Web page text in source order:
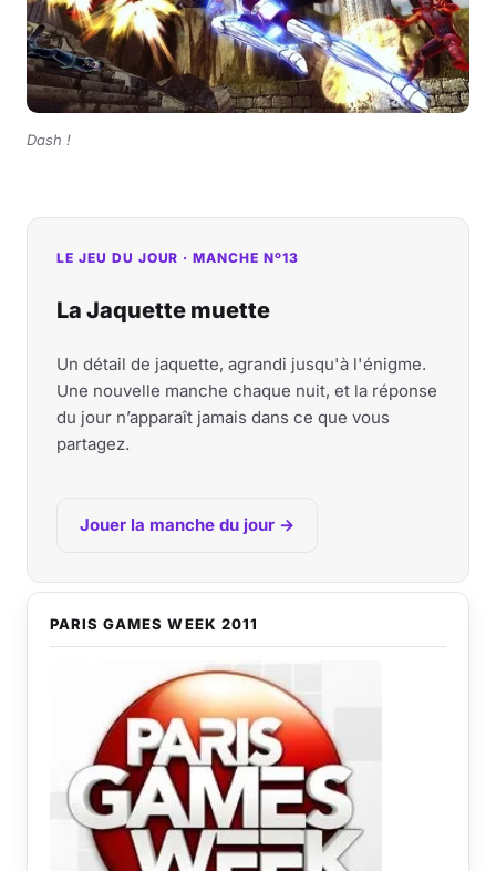
Dash !
LE JEU DU JOUR · MANCHE Nº13
La Jaquette muette
Un détail de jaquette, agrandi jusqu'à l'énigme.
Une nouvelle manche chaque nuit, et la réponse
du jour n’apparaît jamais dans ce que vous
partagez.
Jouer la manche du jour →
PARIS GAMES WEEK 2011